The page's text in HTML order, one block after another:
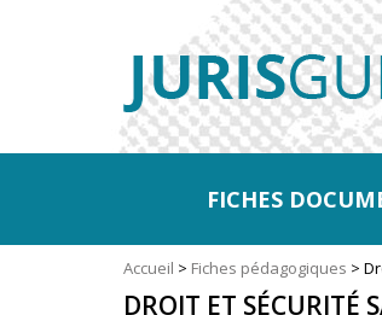
FICHES
Accueil > Fiches pédagogiques >
DROIT ET SÉCURITÉ